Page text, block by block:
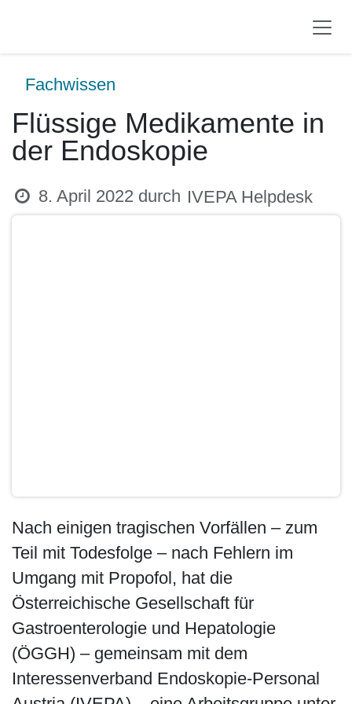
Fachwissen
Flüssige Medikamente in
der Endoskopie
8. April 2022 durch IVEPA Helpdesk
Nach einigen tragischen Vorfällen – zum
Teil mit Todesfolge – nach Fehlern im
Umgang mit Propofol, hat die
Österreichische Gesellschaft für
Gastroenterologie und Hepatologie
(ÖGGH) – gemeinsam mit dem
Interessenverband Endoskopie-Personal